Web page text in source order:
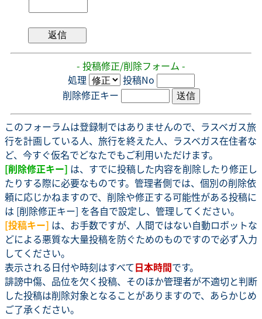
- 投稿修正/削除フォーム -
処理
投稿No
削除修正キー
このフォーラムは登録制ではありませんので、ラスベガス旅
行を計画している人、旅行を終えた人、ラスベガス在住者な
ど、今すぐ仮名でどなたでもご利用いただけます。
[削除修正キー] は、すでに投稿した内容を削除したり修正し
たりする際に必要なものです。管理者側では、個別の削除依
頼に応じかねますので、削除や修正する可能性がある投稿に
は [削除修正キー] を各自で設定し、管理してください。
[投稿キー] は、お手数ですが、人間ではない自動ロボットな
どによる悪質な大量投稿を防ぐためのものですので必ず入力
してください。
表示される日付や時刻はすべて日本時間です。
誹謗中傷、品位を欠く投稿、そのほか管理者が不適切と判断
した投稿は削除対象となることがありますので、あらかじめ
ご了承ください。